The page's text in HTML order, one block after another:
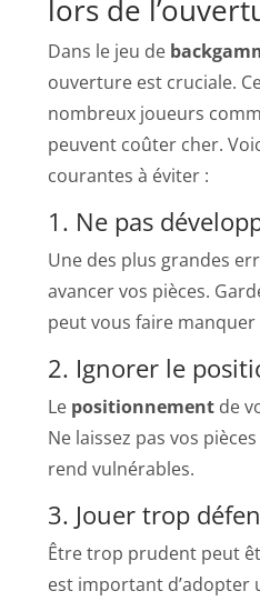
lors de
Dans le jeu de
ouverture est cruciale.
nombreux joueurs
peuvent coûter cher.
courantes à éviter :
1. Ne pas
Une des plus grandes
avancer vos pièces.
peut vous faire
2. Ignorer le
Le positionnement de
Ne laissez pas vos
rend vulnérables.
3. Jouer trop
Être trop prudent peut
est important d’adopter